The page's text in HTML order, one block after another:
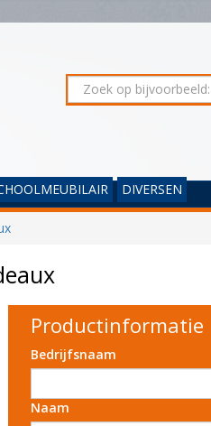
DIVERSEN
Productinformatie
Bedrijfsnaam
Naam